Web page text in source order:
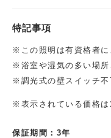
特記事項
※この照明は有資格者に
※浴室や湿気の多い場所
※調光式の壁スイッチ不
※表示されている価格は
保証期間：3年